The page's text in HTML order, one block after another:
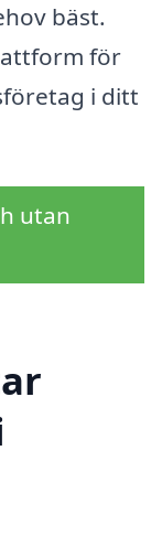
bäst.
för
i ditt
utan